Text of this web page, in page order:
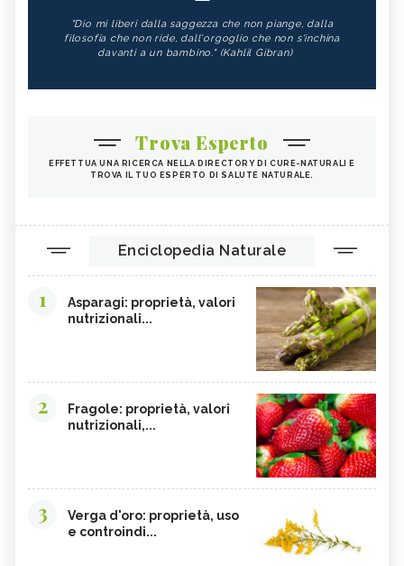
"Dio mi liberi dalla saggezza che non piange, dalla
filosofia che non ride, dall'orgoglio che non s'inchina
davanti a un bambino." (Kahlil Gibran)
Trova Esperto
EFFETTUA UNA RICERCA NELLA DIRECTORY DI CURE-NATURALI E
TROVA IL TUO ESPERTO DI SALUTE NATURALE.
Enciclopedia Naturale
1
Asparagi: proprietà, valori
nutrizionali...
2
Fragole: proprietà, valori
nutrizionali,...
3
Verga d'oro: proprietà, uso
e controindi...